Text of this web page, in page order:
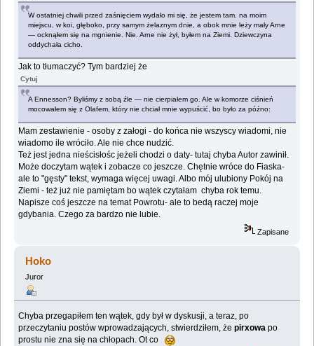
W ostatniej chwili przed zaśnięciem wydało mi się, że jestem tam. na moim
miejscu, w koi, głęboko, przy samym żelaznym dnie, a obok mnie leży mały Arne
— ocknąłem się na mgnienie. Nie. Arne nie żył, byłem na Ziemi. Dziewczyna
oddychała cicho.
Jak to tłumaczyć? Tym bardziej że
Cytuj
A Ennesson? Byliśmy z sobą źle — nie cierpiałem go. Ale w komorze ciśnień
mocowałem się z Olafem, który nie chciał mnie wypuścić, bo było za późno:
Mam zestawienie - osoby z załogi - do końca nie wszyscy wiadomi, nie
wiadomo ile wróciło. Ale nie chce nudzić.
Też jest jedna nieścisłośc jeżeli chodzi o daty- tutaj chyba Autor zawinił.
Może doczytam wątek i zobacze co jeszcze. Chętnie wróce do Fiaska-
ale to "gęsty" tekst, wymaga więcej uwagi. Albo mój ulubiony Pokój na
Ziemi - też już nie pamiętam bo wątek czytałam chyba rok temu.
Napisze coś jeszcze na temat Powrotu- ale to bedą raczej moje
gdybania. Czego za bardzo nie lubie.
Zapisane
Hoko
Juror
Chyba przegapiłem ten wątek, gdy był w dyskusji, a teraz, po
przeczytaniu postów wprowadzających, stwierdziłem, żepirxowa po
prostu nie zna się na chłopach. Ot co